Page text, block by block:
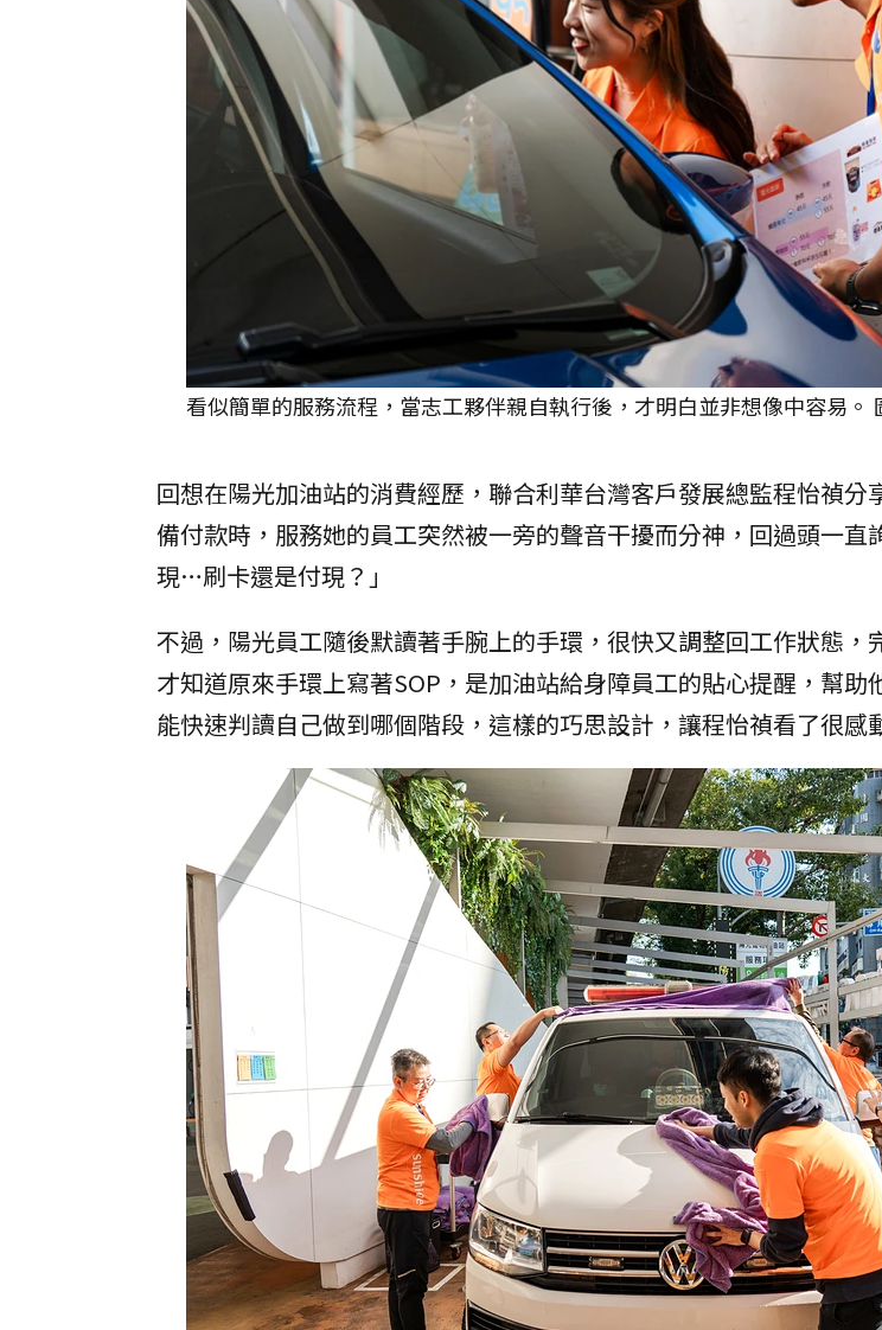
看似簡單的服務流程，當志工夥伴親自執行後，才明白並非想像中容易。
回想在陽光加油站的消費經歷，聯合利華台灣客戶發展總監程怡禎分
備付款時，服務她的員工突然被一旁的聲音干擾而分神，回過頭一直
現…刷卡還是付現？」
不過，陽光員工隨後默讀著手腕上的手環，很快又調整回工作狀態，
才知道原來手環上寫著SOP，是加油站給身障員工的貼心提醒，幫助
能快速判讀自己做到哪個階段，這樣的巧思設計，讓程怡禎看了很感